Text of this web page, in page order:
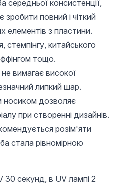
середньої консистенції,
зробити повний і чіткий
елементів з пластини.
китайського
тощо.
не вимагає високої
липкий шар.
носиком дозволяє
при створенні дизайнів.
розім'яти
стала рівномірною
30 секунд, в UV лампі 2